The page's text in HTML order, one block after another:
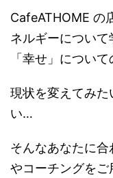
CafeATHOME の
ネルギーについ
「幸せ」につい
現状を変えてみ
い…
そんなあなたに
やコーチングをご